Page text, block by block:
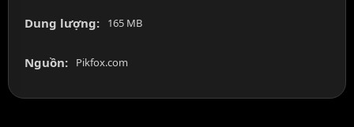
Dung lượng: 165 MB
Nguồn: Pikfox.com